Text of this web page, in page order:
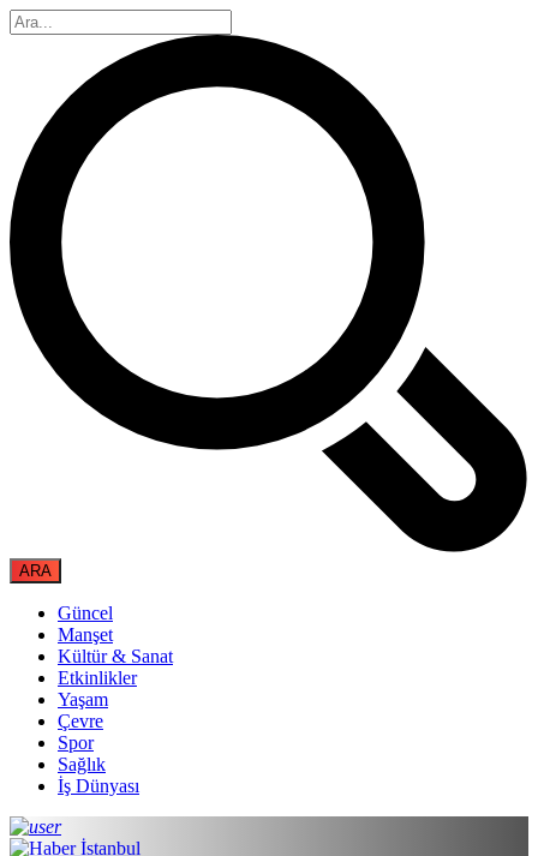
Güncel
Manşet
Kültür & Sanat
Etkinlikler
Yaşam
Çevre
Spor
Sağlık
İş Dünyası